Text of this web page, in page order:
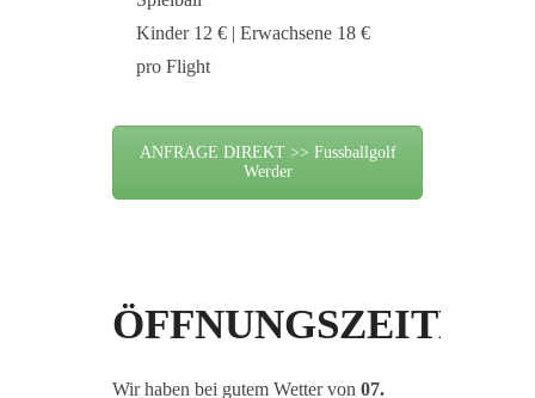
Kinder 12 € | Erwachsene 18 €
pro Flight
ANFRAGE DIREKT >> Fussballgolf
Werder
ÖFFNUNGSZEITEN
Wir haben bei gutem Wetter von 07.